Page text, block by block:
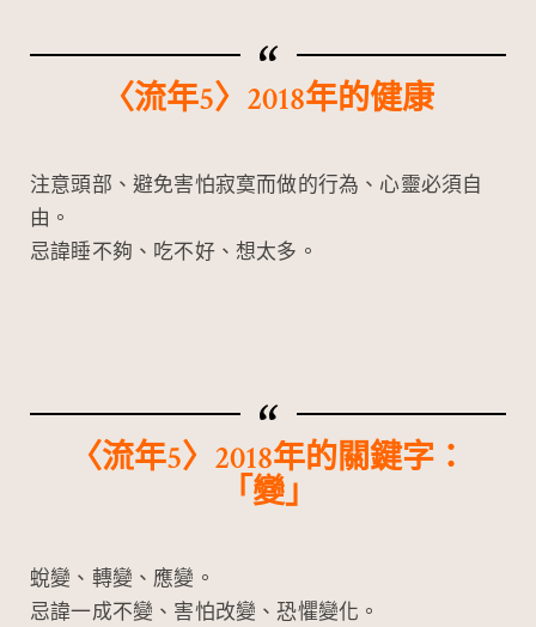
〈流年5〉2018年的健康
注意頭部、避免害怕寂寞而做的行為、心靈必須自
由。
忌諱睡不夠、吃不好、想太多。
〈流年5〉2018年的關鍵字：
「變」
蛻變、轉變、應變。
忌諱一成不變、害怕改變、恐懼變化。